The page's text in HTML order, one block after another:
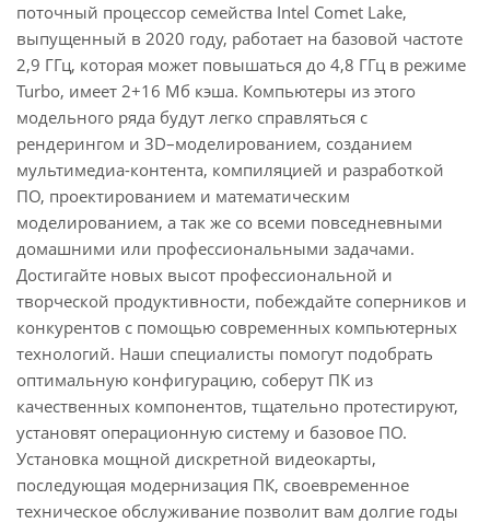
поточный процессор семейства Intel Comet Lake,
выпущенный в 2020 году, работает на базовой частоте
2,9 ГГц, которая может повышаться до 4,8 ГГц в режиме
Turbo, имеет 2+16 Мб кэша. Компьютеры из этого
модельного ряда будут легко справляться с
рендерингом и 3D–моделированием, созданием
мультимедиа-контента, компиляцией и разработкой
ПО, проектированием и математическим
моделированием, а так же со всеми повседневными
домашними или профессиональными задачами.
Достигайте новых высот профессиональной и
творческой продуктивности, побеждайте соперников и
конкурентов с помощью современных компьютерных
технологий. Наши специалисты помогут подобрать
оптимальную конфигурацию, соберут ПК из
качественных компонентов, тщательно протестируют,
установят операционную систему и базовое ПО.
Установка мощной дискретной видеокарты,
последующая модернизация ПК, своевременное
техническое обслуживание позволит вам долгие годы